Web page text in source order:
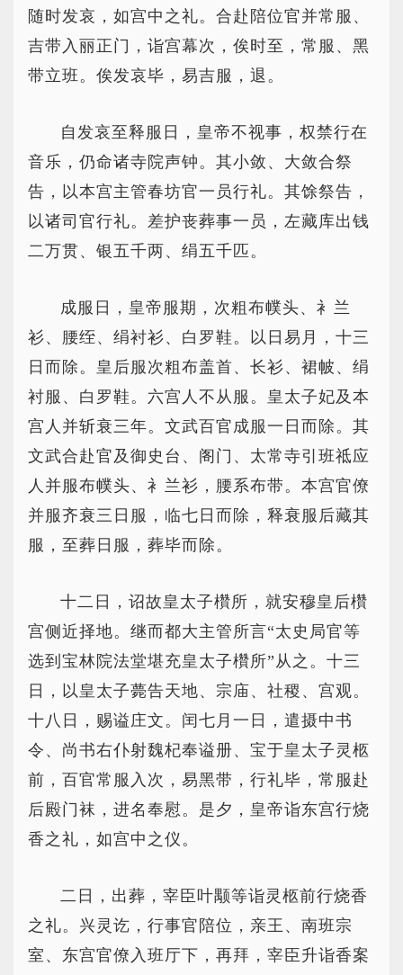
随时发哀，如宫中之礼。合赴陪位官并常服、
吉带入丽正门，诣宫幕次，俟时至，常服、黑
带立班。俟发哀毕，易吉服，退。
自发哀至释服日，皇帝不视事，权禁行在
音乐，仍命诸寺院声钟。其小敛、大敛合祭
告，以本宫主管春坊官一员行礼。其馀祭告，
以诸司官行礼。差护丧葬事一员，左藏库出钱
二万贯、银五千两、绢五千匹。
成服日，皇帝服期，次粗布幞头、衤兰
衫、腰绖、绢衬衫、白罗鞋。以日易月，十三
日而除。皇后服次粗布盖首、长衫、裙帔、绢
衬服、白罗鞋。六宫人不从服。皇太子妃及本
宫人并斩衰三年。文武百官成服一日而除。其
文武合赴官及御史台、阁门、太常寺引班祗应
人并服布幞头、衤兰衫，腰系布带。本宫官僚
并服齐衰三日服，临七日而除，释衰服后藏其
服，至葬日服，葬毕而除。
十二日，诏故皇太子欑所，就安穆皇后欑
宫侧近择地。继而都大主管所言“太史局官等
选到宝林院法堂堪充皇太子欑所”从之。十三
日，以皇太子薨告天地、宗庙、社稷、宫观。
十八日，赐谥庄文。闰七月一日，遣摄中书
令、尚书右仆射魏杞奉谥册、宝于皇太子灵柩
前，百官常服入次，易黑带，行礼毕，常服赴
后殿门袜，进名奉慰。是夕，皇帝诣东宫行烧
香之礼，如宫中之仪。
二日，出葬，宰臣叶颙等诣灵柩前行烧香
之礼。兴灵讫，行事官陪位，亲王、南班宗
室、东宫官僚入班厅下，再拜，宰臣升诣香案